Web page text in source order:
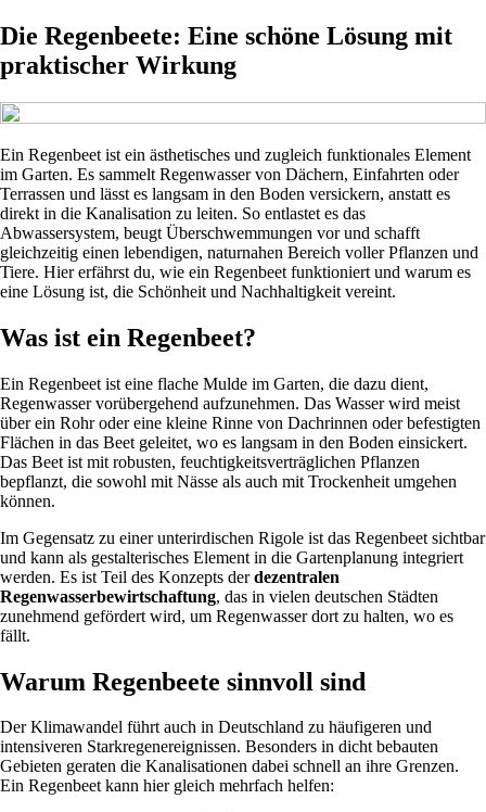
Die Regenbeete: Eine schöne Lösung mit
praktischer Wirkung
Ein Regenbeet ist ein ästhetisches und zugleich funktionales Element
im Garten. Es sammelt Regenwasser von Dächern, Einfahrten oder
Terrassen und lässt es langsam in den Boden versickern, anstatt es
direkt in die Kanalisation zu leiten. So entlastet es das
Abwassersystem, beugt Überschwemmungen vor und schafft
gleichzeitig einen lebendigen, naturnahen Bereich voller Pflanzen und
Tiere. Hier erfährst du, wie ein Regenbeet funktioniert und warum es
eine Lösung ist, die Schönheit und Nachhaltigkeit vereint.
Was ist ein Regenbeet?
Ein Regenbeet ist eine flache Mulde im Garten, die dazu dient,
Regenwasser vorübergehend aufzunehmen. Das Wasser wird meist
über ein Rohr oder eine kleine Rinne von Dachrinnen oder befestigten
Flächen in das Beet geleitet, wo es langsam in den Boden einsickert.
Das Beet ist mit robusten, feuchtigkeitsverträglichen Pflanzen
bepflanzt, die sowohl mit Nässe als auch mit Trockenheit umgehen
können.
Im Gegensatz zu einer unterirdischen Rigole ist das Regenbeet sichtbar
und kann als gestalterisches Element in die Gartenplanung integriert
werden. Es ist Teil des Konzepts derdezentralen
Regenwasserbewirtschaftung, das in vielen deutschen Städten
zunehmend gefördert wird, um Regenwasser dort zu halten, wo es
fällt.
Warum Regenbeete sinnvoll sind
Der Klimawandel führt auch in Deutschland zu häufigeren und
intensiveren Starkregenereignissen. Besonders in dicht bebauten
Gebieten geraten die Kanalisationen dabei schnell an ihre Grenzen.
Ein Regenbeet kann hier gleich mehrfach helfen: